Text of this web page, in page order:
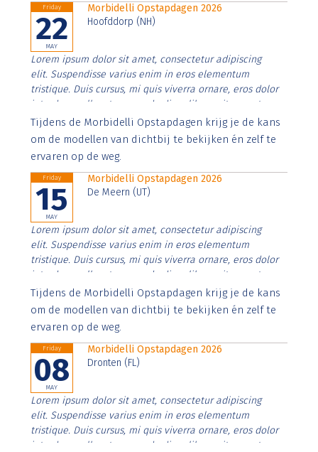
Friday
22
MAY
Morbidelli Opstapdagen 2026
Hoofddorp (NH)
Lorem ipsum dolor sit amet, consectetur adipiscing
elit. Suspendisse varius enim in eros elementum
tristique. Duis cursus, mi quis viverra ornare, eros dolor
interdum nulla, ut commodo diam libero vitae erat.
Aenean faucibus nibh et justo cursus id rutrum lorem
imperdiet. Nunc ut sem vitae risus tristique posuere.
Tijdens de Morbidelli Opstapdagen krijg je de kans
om de modellen van dichtbij te bekijken én zelf te
ervaren op de weg.
Friday
15
MAY
Morbidelli Opstapdagen 2026
De Meern (UT)
Lorem ipsum dolor sit amet, consectetur adipiscing
elit. Suspendisse varius enim in eros elementum
tristique. Duis cursus, mi quis viverra ornare, eros dolor
interdum nulla, ut commodo diam libero vitae erat.
Aenean faucibus nibh et justo cursus id rutrum lorem
imperdiet. Nunc ut sem vitae risus tristique posuere.
Tijdens de Morbidelli Opstapdagen krijg je de kans
om de modellen van dichtbij te bekijken én zelf te
ervaren op de weg.
Friday
08
MAY
Morbidelli Opstapdagen 2026
Dronten (FL)
Lorem ipsum dolor sit amet, consectetur adipiscing
elit. Suspendisse varius enim in eros elementum
tristique. Duis cursus, mi quis viverra ornare, eros dolor
interdum nulla, ut commodo diam libero vitae erat.